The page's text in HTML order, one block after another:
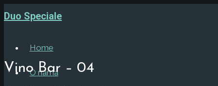
Duo Speciale
Home
O nama
Vino Bar – 04